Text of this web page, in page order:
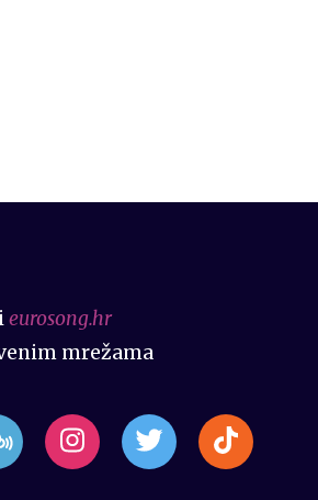
eurosong.hr
mrežama